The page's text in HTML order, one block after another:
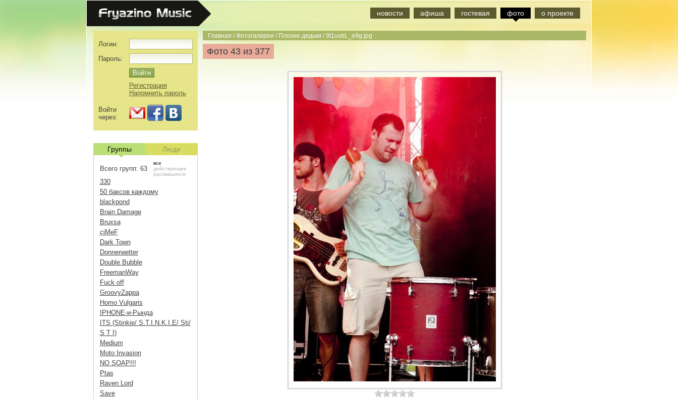
новости афиша гостевая фото о проекте
Главная /Фотогалереи / Плохие дядьки /9t1uvbL_e9g.jpg
Фото 43 из 377
Логин:
Пароль:
Регистрация
Напомнить пароль
Войти
через:
Группы Люди
Всего групп: 63
все
действующие
распавшиеся
330
50 баксов каждому
blackpond
Brain Damage
Bruxsa
cjMeF
Dark Town
Donnerwetter
Double Bubble
FreemanWay
Fuck off
GroovyZappa
Homo Vulgaris
IPHONE-и-Рында
ITS (Stinkie/ S.T.I.N.K.I.E/ Sti/
S T I)
Medium
Moto Invasion
NO SOAP!!!
Ptas
Raven Lord
Save